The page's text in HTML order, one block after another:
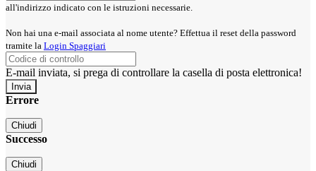
all'indirizzo indicato con le istruzioni necessarie.
Non hai una e-mail associata al nome utente? Effettua il reset della password
tramite la Login Spaggiari
E-mail inviata, si prega di controllare la casella di posta elettronica!
Errore
Chiudi
Successo
Chiudi